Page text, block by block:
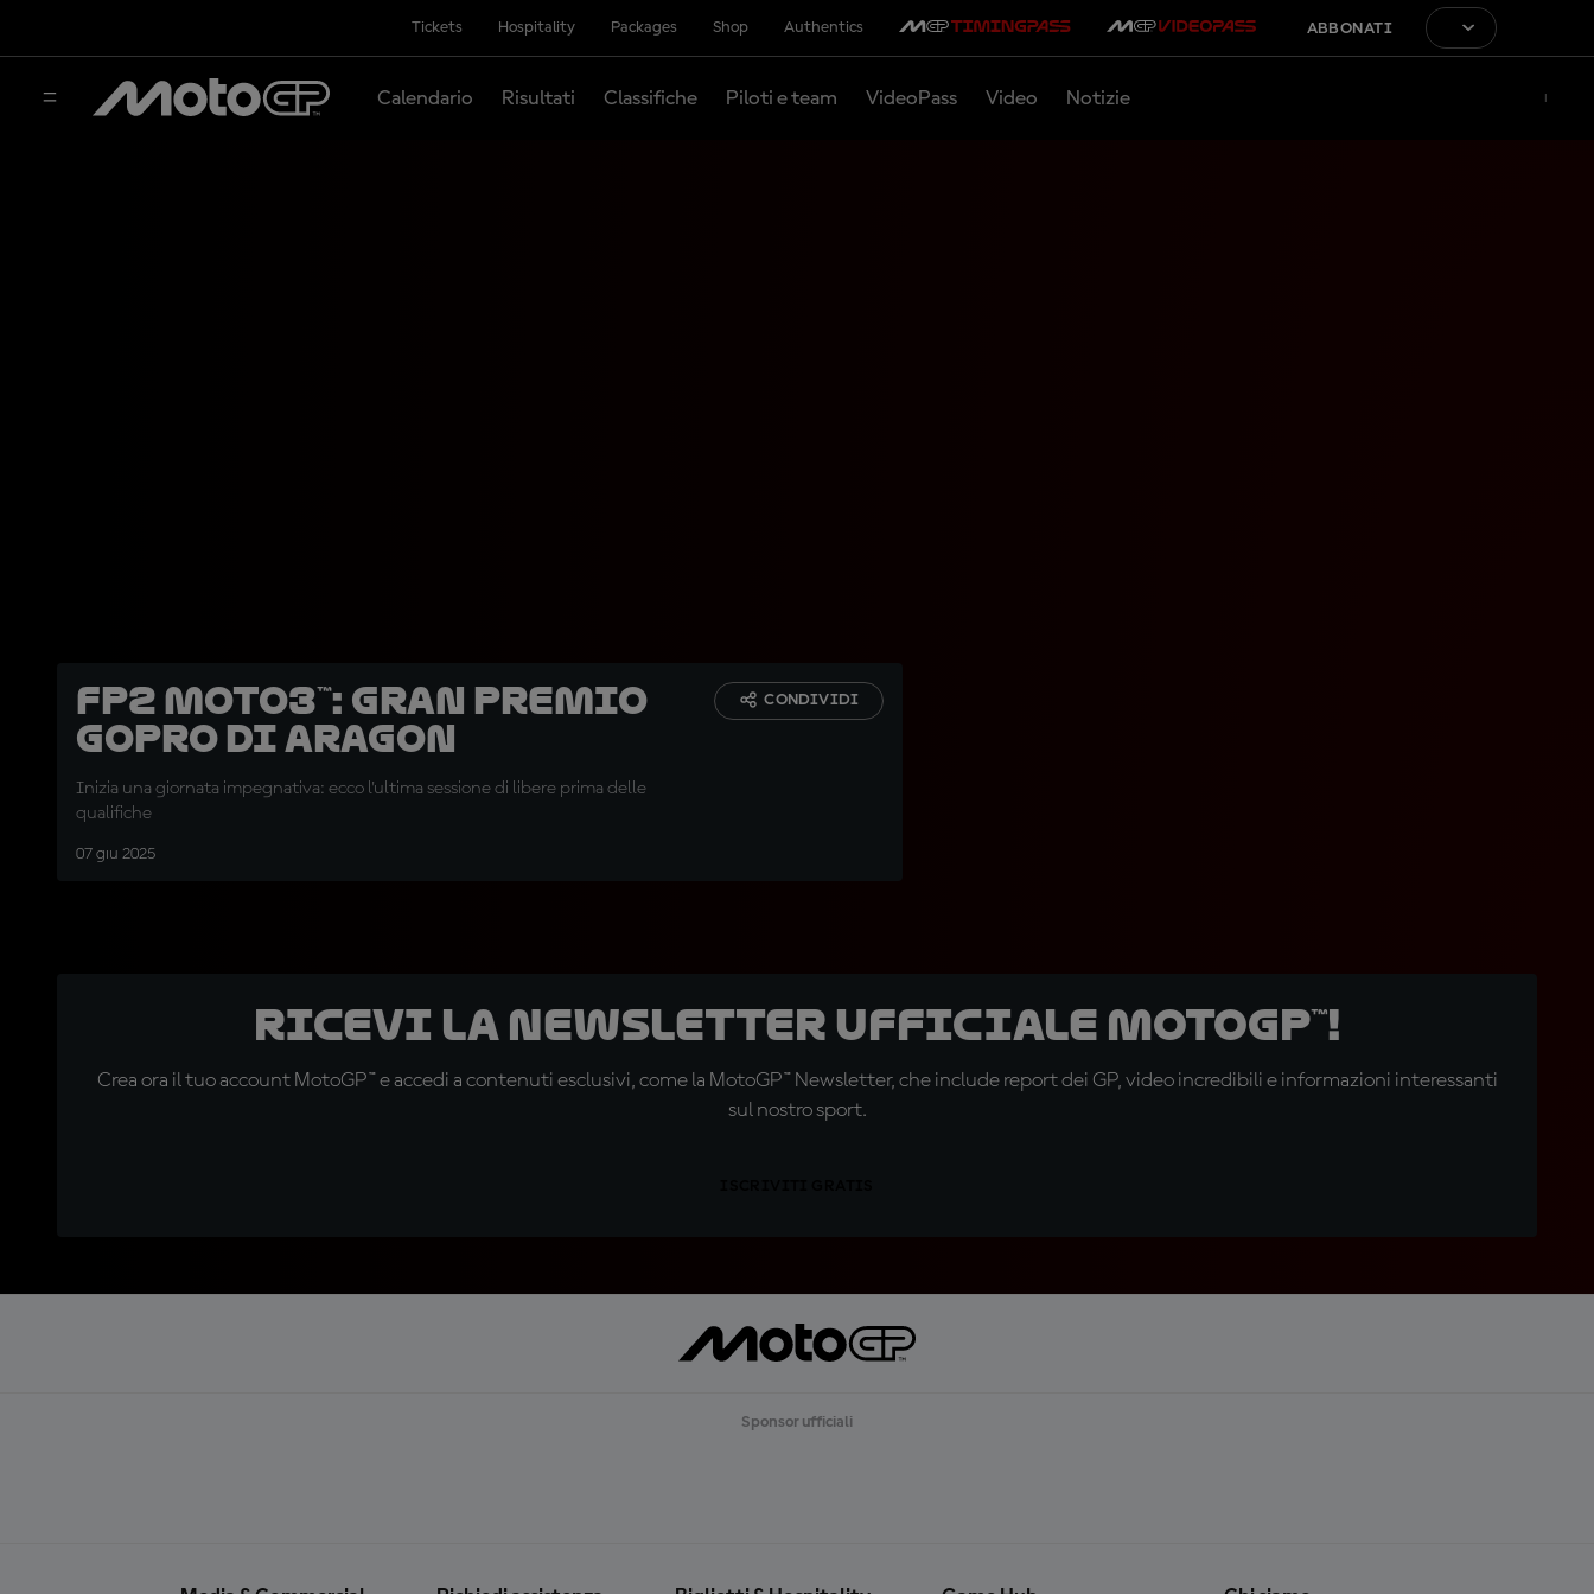
Tickets Hospitality Packages Shop Authentics ABBONATI
Calendario Risultati Classifiche Piloti e team VideoPass Video Notizie
FP2 Moto3™: Gran Premio
GoPro di Aragon
Inizia una giornata impegnativa: ecco l'ultima sessione di libere prima delle
qualifiche
07 giu 2025
CONDIVIDI
Ricevi la newsletter ufficiale MotoGP™!
Crea ora il tuo account MotoGP™ e accedi a contenuti esclusivi, come la MotoGP™ Newsletter, che include report dei GP, video incredibili e informazioni interessanti
sul nostro sport.
Sponsor ufficiali